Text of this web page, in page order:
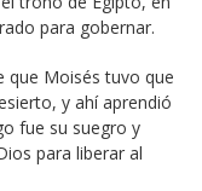
para gobernar.
que Moisés tuvo que
y ahí aprendió
fue su suegro y
para liberar al